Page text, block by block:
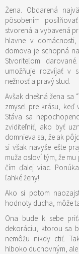
Žena. Obdarená
pôsobením
stvorená a vybavená
hlavne v
domova je schopná
Stvoriteľom
umožňuje rozvíjať v
nežnosť a pravý stud.
Avšak dnešná žena sa
zmysel pre krásu,
Stáva sa
zviditeľniť, ako byť
domnieva sa, že ak
si však navyše ešte
muža osloví tým, že
čím ďalej viac.
ľahké ženy!
Ako si potom
hodnoty ducha, môže
Ona bude k sebe
dekoráciu, ktorou sa
nemôžu nikdy ctiť.
hlboko duchovným,